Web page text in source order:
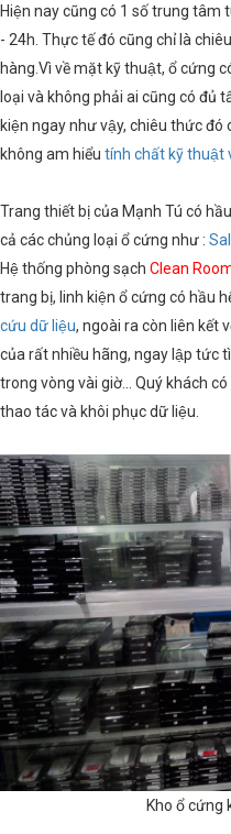
Hiện nay cũng có 1 số trung tâm
- 24h. Thực tế đó cũng chỉ là
hàng.Vì về mặt kỹ thuật, ổ cứng
loại và không phải ai cũng có đủ
kiện ngay như vậy, chiêu thức
không am hiểu tính chất kỹ thuật
Trang thiết bị của Mạnh Tú có
cả các chủng loại ổ cứng như :
Hệ thống phòng sạch Clean
trang bị, linh kiện ổ cứng có hầu
cứu dữ liệu, ngoài ra còn liên kết
của rất nhiều hãng, ngay lập tức
trong vòng vài giờ... Quý khách
thao tác và khôi phục dữ liệu.
Kho ổ cứng